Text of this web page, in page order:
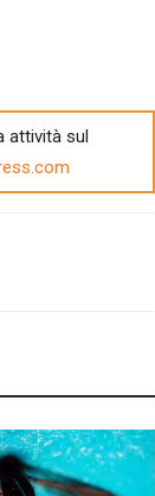
attività sul